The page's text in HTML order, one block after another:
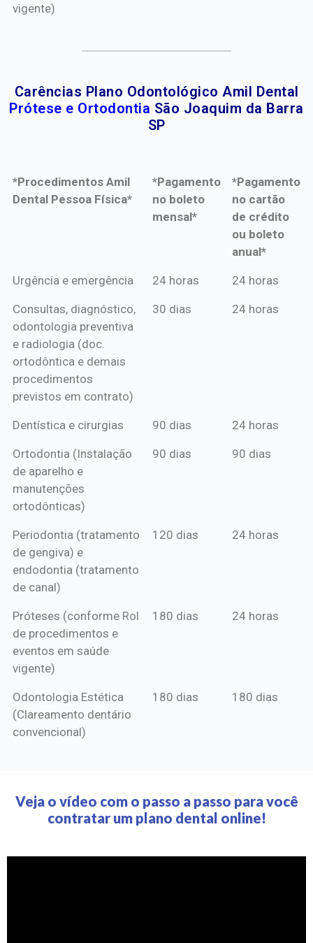
vigente)
Carências Plano Odontológico Amil Dental
Prótese e Ortodontia São Joaquim da Barra
SP
*Procedimentos Amil
Dental Pessoa Física*
*Pagamento
no boleto
mensal*
*Pagamento
no cartão
de crédito
ou boleto
anual*
*Procedimentos Amil
*Pagamento
mensal*
*Pagamento
de crédito
Urgência e emergência 24 horas 24 horas
Consultas, diagnóstico,
odontologia preventiva
e radiologia (doc.
ortodôntica e demais
procedimentos
previstos em contrato)
30 dias 24 horas
Dentística e cirurgias 90 dias 24 horas
Ortodontia (Instalação
de aparelho e
manutenções
ortodônticas)
90 dias 90 dias
Periodontia (tratamento
de gengiva) e
endodontia (tratamento
de canal)
120 dias 24 horas
Próteses (conforme Rol
de procedimentos e
eventos em saúde
vigente)
180 dias 24 horas
Odontologia Estética
(Clareamento dentário
convencional)
180 dias 180 dias
Veja o vídeo com o passo a passo para você
contratar um plano dental online!